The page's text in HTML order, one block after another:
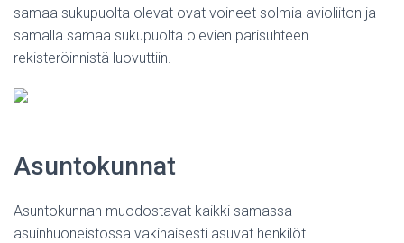
samaa sukupuolta olevat ovat voineet solmia avioliiton ja
samalla samaa sukupuolta olevien parisuhteen
rekisteröinnistä luovuttiin.
Asuntokunnat
Asuntokunnan muodostavat kaikki samassa
asuinhuoneistossa vakinaisesti asuvat henkilöt.